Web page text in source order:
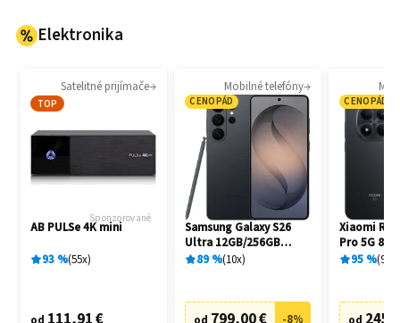
Elektronika
Satelitné prijímače
TOP
Sponzorované
AB PULSe 4K mini
93% 55x
Mobilné telefóny
CENOPÁD
Samsung Galaxy S26
Ultra 12GB/256GB
S948B Black
89% 10x
-8%
CENOPÁD
Xiaomi
Pro 5G
Black
95% 94